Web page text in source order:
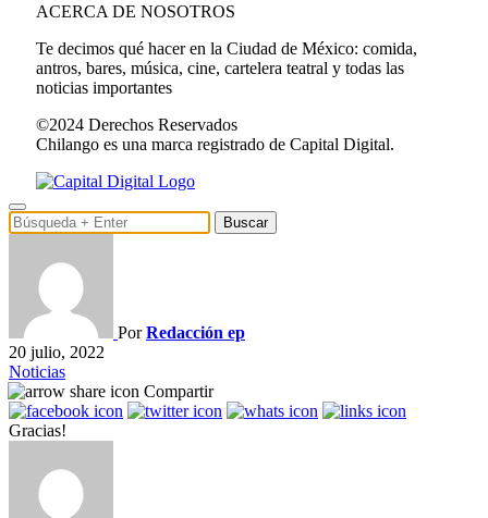
ACERCA DE NOSOTROS
Te decimos qué hacer en la Ciudad de México: comida,
antros, bares, música, cine, cartelera teatral y todas las
noticias importantes
©2024 Derechos Reservados
Chilango es una marca registrado de Capital Digital.
Buscar
PorRedacción ep
20 julio, 2022
Noticias
Compartir
Gracias!